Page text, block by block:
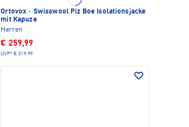
Ortovox · Swisswool Piz Boe Isolationsjacke
mit Kapuze
Herren
€ 259,99
UVP* € 319,99